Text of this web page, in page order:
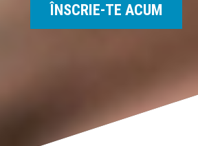
ÎNSCRIE-TE ACUM